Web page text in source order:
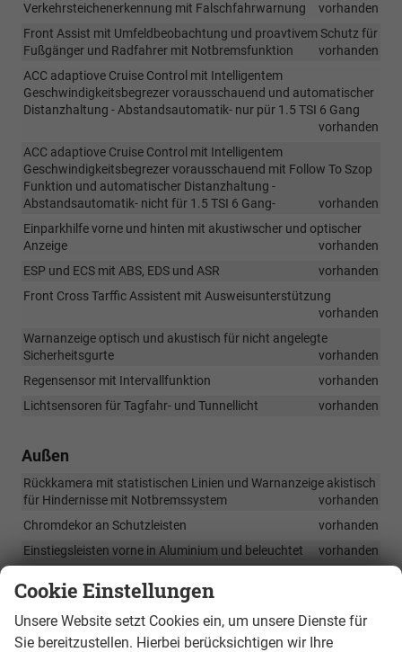
Verkehrsteichenerkennung mit Falschfahrwarnung
vorhanden
Front Assist mit Umfeldbeobachtung und proavtivem Schutz für
Fußgänger und Radfahrer mit Notbremsfunktion
vorhanden
ACC adaptiove Cruise Control mit Intelligentem
Geschwindigkeitsbegrezer vorausschauend und automatischer
Distanzhaltung - Abstandsautomatik- nur pür 1.5 TSI 6 Gang
vorhanden
ACC adaptiove Cruise Control mit Intelligentem
Geschwindigkeitsbegrezer vorausschauend mit Follow To Szop
Funktion und automatischer Distanzhaltung -
Abstandsautomatik- nicht für 1.5 TSI 6 Gang-
vorhanden
Einparkhilfe vorne und hinten mit akustiwscher und optischer
Anzeige
vorhanden
ESP und ECS mit ABS, EDS und ASR
vorhanden
Front Cross Tarffic Assistent mit Ausweisunterstützung
vorhanden
Warnanzeige optisch und akustisch für nicht angelegte
Sicherheitsgurte
vorhanden
Regensensor mit Intervallfunktion
vorhanden
Lichtsensoren für Tagfahr- und Tunnellicht
vorhanden
Außen
Rückkamera mit statistischen Linien und Warnanzeige akistisch
für Hindernisse mit Notbremssystem
vorhanden
Chromdekor an Schutzleisten
vorhanden
Einstiegsleisten vorne in Aluminium und beleuchtet
vorhanden
Interbvallfunktion
LED Kombinationsrückleuchten mit dynamischenn
Blinkleuchten
Cookie Einstellungen
Unsere Website setzt Cookies ein, um unsere Dienste für
Sie bereitzustellen. Hierbei berücksichtigen wir Ihre